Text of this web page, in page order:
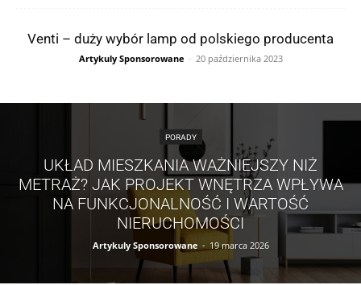
Venti – duży wybór lamp od polskiego producenta
Artykuly Sponsorowane - 20 października 2023
PORADY
UKŁAD MIESZKANIA WAŻNIEJSZY NIŻ
METRAŻ? JAK PROJEKT WNĘTRZA WPŁYWA
NA FUNKCJONALNOŚĆ I WARTOŚĆ
NIERUCHOMOŚCI
Artykuly Sponsorowane - 19 marca 2026